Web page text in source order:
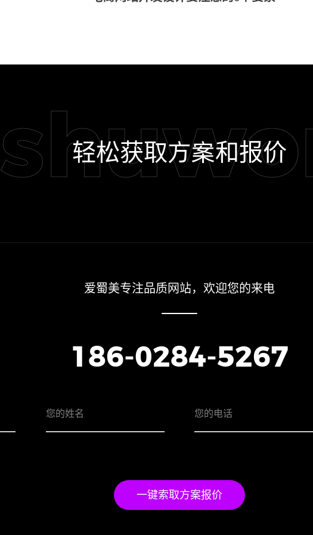
轻松获取方案和报价
爱蜀美专注品质网站，欢迎您的来电
186-0284-5267
一键索取方案报价